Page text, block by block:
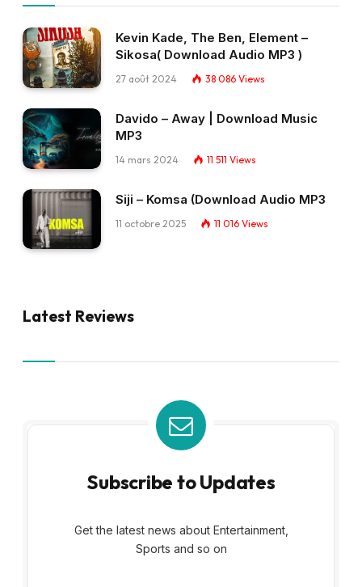
Kevin Kade, The Ben, Element –
Sikosa( Download Audio MP3 )
27 août 2024 38 086 Views
Davido – Away | Download Music
MP3
14 mars 2024 11 511 Views
Siji – Komsa (Download Audio MP3
11 octobre 2025 11 016 Views
Latest Reviews
Subscribe to Updates
Get the latest news about Entertainment,
Sports and so on